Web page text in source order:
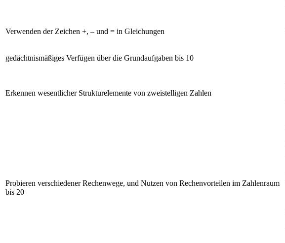
Verwenden der Zeichen +, – und = in Gleichungen
gedächtnismäßiges Verfügen über die Grundaufgaben bis 10
Erkennen wesentlicher Strukturelemente von zweistelligen Zahlen
Probieren verschiedener Rechenwege, und Nutzen von Rechenvorteilen im Zahlenraum
bis 20